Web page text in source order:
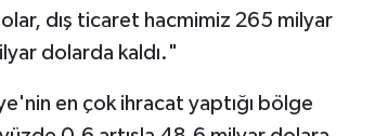
dış ticaret hacmimiz 265 milyar
dolarda kaldı."
en çok ihracat yaptığı bölge